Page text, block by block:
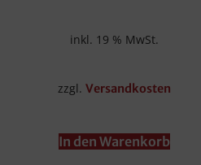
inkl. 19 % MwSt.
zzgl.Versandkosten
In den Warenkorb